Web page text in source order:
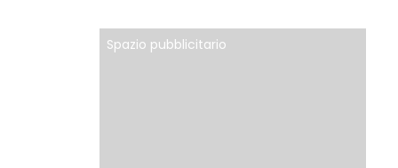
Spazio pubblicitario